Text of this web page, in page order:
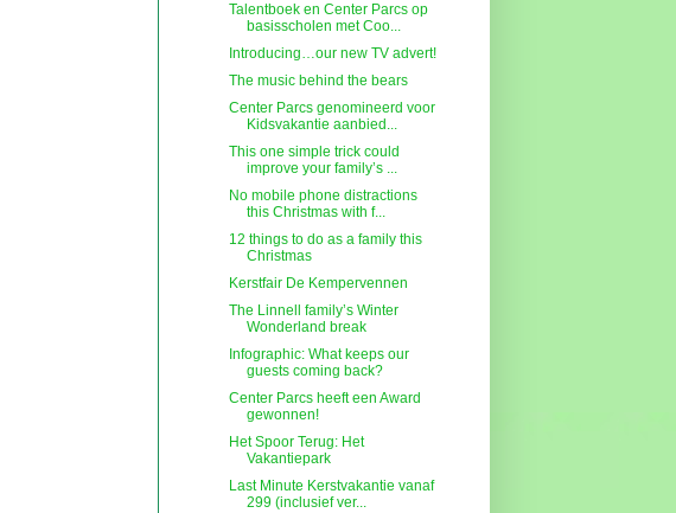
Talentboek en Center Parcs op
basisscholen met Coo...
Introducing…our new TV advert!
The music behind the bears
Center Parcs genomineerd voor
Kidsvakantie aanbied...
This one simple trick could
improve your family’s ...
No mobile phone distractions
this Christmas with f...
12 things to do as a family this
Christmas
Kerstfair De Kempervennen
The Linnell family’s Winter
Wonderland break
Infographic: What keeps our
guests coming back?
Center Parcs heeft een Award
gewonnen!
Het Spoor Terug: Het
Vakantiepark
Last Minute Kerstvakantie vanaf
299 (inclusief ver...